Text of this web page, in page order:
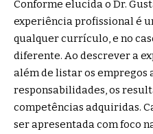
Conforme elucida o Dr.
experiência profissional é
qualquer currículo, e no
diferente. Ao descrever a
além de listar os empregos
responsabilidades, os
competências adquiridas.
ser apresentada com foco